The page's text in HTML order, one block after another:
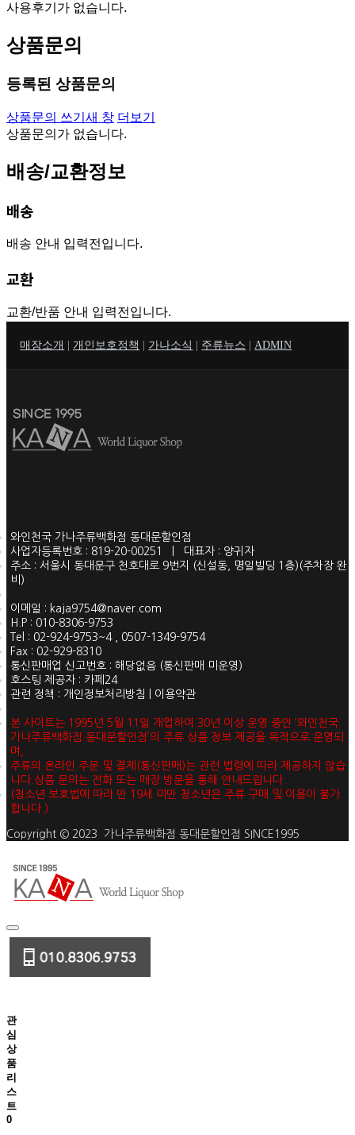
사용후기가 없습니다.
상품문의
등록된 상품문의
상품문의 쓰기 새 창 더보기
상품문의가 없습니다.
배송/교환정보
배송
배송 안내 입력전입니다.
교환
교환/반품 안내 입력전입니다.
매장소개 | 개인보호정책 | 가나소식 | 주류뉴스 | ADMIN
와인천국 가나주류백화점 동대문할인점
사업자등록번호 : 819-20-00251 | 대표자 : 양귀자
주소 : 서울시 동대문구 천호대로 9번지 (신설동, 명일빌딩 1층)(주차장 완
비)
이메일 : kaja9754@naver.com
H.P : 010-8306-9753
Tel : 02-924-9753~4 , 0507-1349-9754
Fax : 02-929-8310
통신판매업 신고번호 : 해당없음 (통신판매 미운영)
호스팅 제공자 : 카페24
관련 정책 : 개인정보처리방침 | 이용약관
본 사이트는 1995년 5월 11일 개업하여 30년 이상 운영 중인 ‘와인천국
가나주류백화점 동대문할인점’의 주류 상품 정보 제공을 목적으로 운영되
며,
주류의 온라인 주문 및 결제(통신판매)는 관련 법령에 따라 제공하지 않습
니다.상품 문의는 전화 또는 매장 방문을 통해 안내드립니다.
(청소년 보호법에 따라 만 19세 미만 청소년은 주류 구매 및 이용이 불가
합니다.)
Copyright © 2023 가나주류백화점 동대문할인점 SINCE1995
관
심
상
품
리
스
트
0